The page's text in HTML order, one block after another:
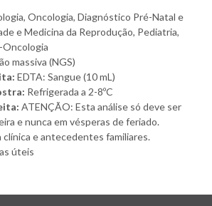
Oncologia, Diagnóstico Pré-Natal e
e Medicina da Reprodução, Pediatria,
massiva (NGS)
EDTA: Sangue (10 mL)
Refrigerada a 2-8ºC
ATENÇÃO: Esta análise só deve ser
e nunca em vésperas de feriado.
e antecedentes familiares.
úteis